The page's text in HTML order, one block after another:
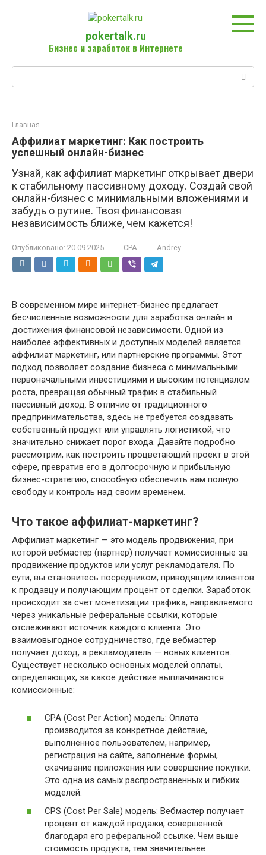
pokertalk.ru
Бизнес и заработок в Интернете
Главная
Аффилиат маркетинг: Как построить
успешный онлайн-бизнес
Узнай, как аффилиат маркетинг открывает двери
к стабильному пассивному доходу. Создай свой
онлайн-бизнес с минимальными вложениями и
забудь о рутине. Твоя финансовая
независимость ближе, чем кажется!
Опубликовано: 20.09.2025 CPA Andrey
В современном мире интернет-бизнес предлагает
бесчисленные возможности для заработка онлайн и
достижения финансовой независимости. Одной из
наиболее эффективных и доступных моделей является
аффилиат маркетинг, или партнерские программы. Этот
подход позволяет создание бизнеса с минимальными
первоначальными инвестициями и высоким потенциалом
роста, превращая обычный трафик в стабильный
пассивный доход. В отличие от традиционного
предпринимательства, здесь не требуется создавать
собственный продукт или управлять логистикой, что
значительно снижает порог входа. Давайте подробно
рассмотрим, как построить процветающий проект в этой
сфере, превратив его в долгосрочную и прибыльную
бизнес-стратегию, способную обеспечить вам полную
свободу и контроль над своим временем.
Что такое аффилиат-маркетинг?
Аффилиат маркетинг — это модель продвижения, при
которой вебмастер (партнер) получает комиссионные за
продвижение продуктов или услуг рекламодателя. По
сути, вы становитесь посредником, приводящим клиентов
к продавцу и получающим процент от сделки. Заработок
происходит за счет монетизации трафика, направляемого
через уникальные реферальные ссылки, которые
отслеживают источник каждого клиента. Это
взаимовыгодное сотрудничество, где вебмастер
получает доход, а рекламодатель — новых клиентов.
Существует несколько основных моделей оплаты,
определяющих, за какое действие выплачиваются
комиссионные:
CPA (Cost Per Action) модель: Оплата
производится за конкретное действие,
выполненное пользователем, например,
регистрация на сайте, заполнение формы,
скачивание приложения или совершение покупки.
Это одна из самых распространенных и гибких
моделей.
CPS (Cost Per Sale) модель: Вебмастер получает
процент от каждой продажи, совершенной
благодаря его реферальной ссылке. Чем выше
стоимость продукта, тем значительнее